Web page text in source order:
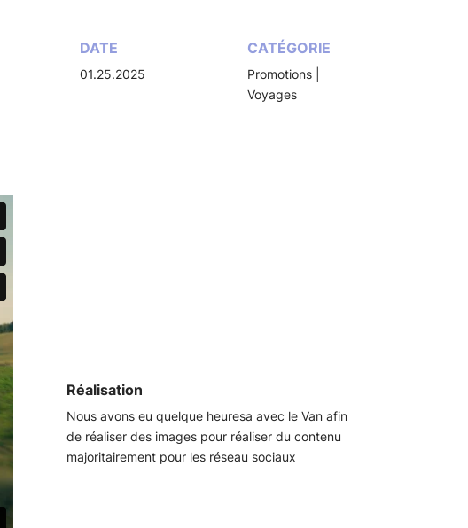
DATE
01.25.2025
CATÉGORIE
Promotions|
Voyages
Réalisation
Nous avons eu quelque heuresa avec le Van afin
de réaliser des images pour réaliser du contenu
majoritairement pour les réseau sociaux